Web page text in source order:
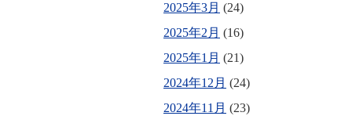
2025年3月 (24)
2025年2月 (16)
2025年1月 (21)
2024年12月 (24)
2024年11月 (23)